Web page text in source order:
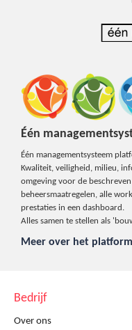
Één
Één managementsysteem
Kwaliteit, veiligheid, milieu,
omgeving voor de
beheersmaatregelen, alle
prestaties in een dashboard.
Alles samen te stellen als
Meer over het platform
Bedrijf
Over ons